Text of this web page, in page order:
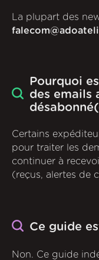
La plupart des
Pourquoi
des emails
Certains
pour traiter les
continuer à
(reçus, alertes de
Ce guide
Non. Ce guide